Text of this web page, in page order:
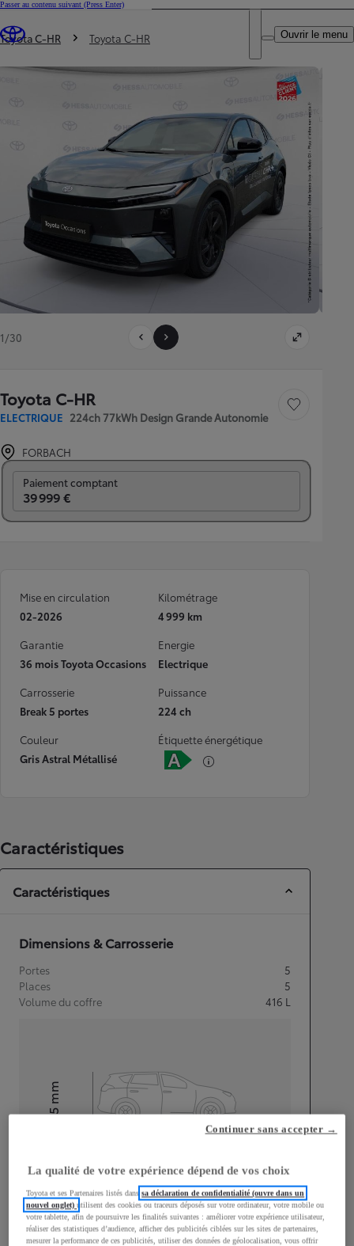
Passer au contenu suivant (Press Enter)
Trouvez un partenaire Toyota
DEALER NAME
Ouvrir le menu
Vous êtes ici
Toyota C-HR Toyota C-HR
1/30
Toyota C-HR
ELECTRIQUE 224ch 77kWh Design Grande Autonomie
Sauvegarder le
FORBACH
Paiement comptant
39 999 €
Mise en circulation
02-2026
Kilométrage
4 999 km
Garantie
36 mois Toyota Occasions
Energie
Electrique
Carrosserie
Break 5 portes
Puissance
224 ch
Couleur
Gris Astral Métallisé
Étiquette énergétique
Caractéristiques
Caractéristiques
Dimensions & Carrosserie
Portes
5
Places
5
Volume du coffre
416 L
4 520 mm
1 595
mm
La qualité de votre expérience dépend de vos choix
Toyota et ses Partenaires listés danssa déclaration de confidentialité (ouvre dans un
nouvel onglet)utilisent des cookies ou traceurs déposés sur votre ordinateur, votre mobile ou
votre tablette, afin de poursuivre les finalités suivantes : améliorer votre expérience utilisateur,
réaliser des statistiques d’audience, afficher des publicités ciblées sur les sites de partenaires,
mesurer la performance de ces publicités, utiliser des données de géolocalisation, vous offrir
Continuer sans accepter →